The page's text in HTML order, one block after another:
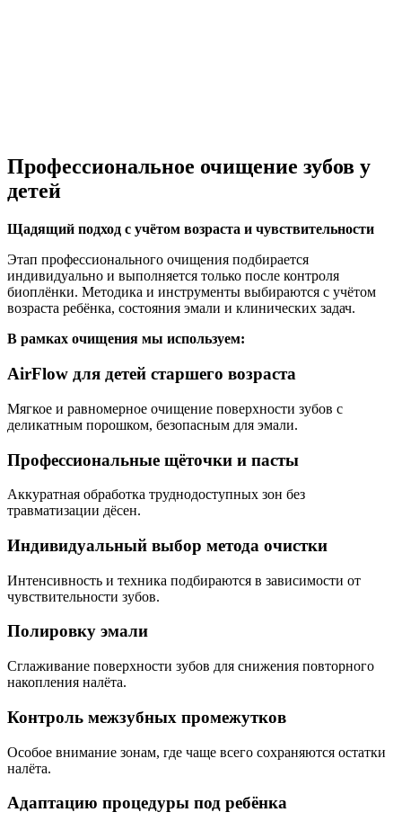
Профессиональное очищение зубов у
детей
Щадящий подход с учётом возраста и чувствительности
Этап профессионального очищения подбирается
индивидуально и выполняется только после контроля
биоплёнки. Методика и инструменты выбираются с учётом
возраста ребёнка, состояния эмали и клинических задач.
В рамках очищения мы используем:
AirFlow для детей старшего возраста
Мягкое и равномерное очищение поверхности зубов с
деликатным порошком, безопасным для эмали.
Профессиональные щёточки и пасты
Аккуратная обработка труднодоступных зон без
травматизации дёсен.
Индивидуальный выбор метода очистки
Интенсивность и техника подбираются в зависимости от
чувствительности зубов.
Полировку эмали
Сглаживание поверхности зубов для снижения повторного
накопления налёта.
Контроль межзубных промежутков
Особое внимание зонам, где чаще всего сохраняются остатки
налёта.
Адаптацию процедуры под ребёнка